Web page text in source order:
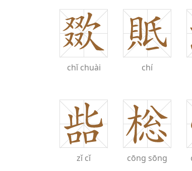
chǐ chuài chí
zǐ cǐ cōng sōng